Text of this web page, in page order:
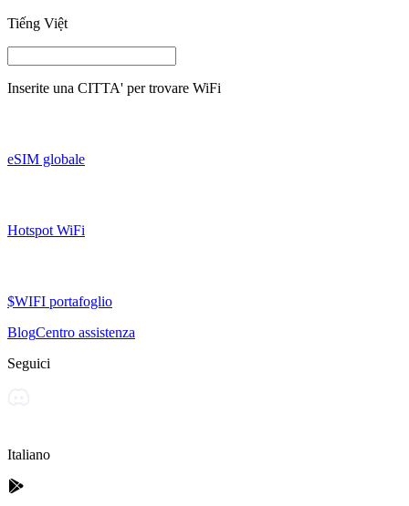
Tiếng Việt
Inserite una CITTA' per trovare WiFi
eSIM globale
Hotspot WiFi
$WIFI portafoglio
BlogCentro assistenza
Seguici
Italiano